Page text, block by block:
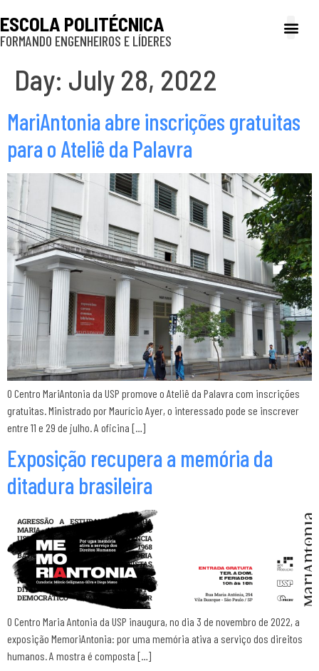
ESCOLA POLITÉCNICA
FORMANDO ENGENHEIROS E LÍDERES
Day: July 28, 2022
MariAntonia abre inscrições gratuitas
para o Ateliê da Palavra
O Centro MariAntonia da USP promove o Ateliê da Palavra com inscrições
gratuitas. Ministrado por Maurício Ayer, o interessado pode se inscrever
entre 11 e 29 de julho. A oficina […]
Exposição recupera a memória da
ditadura brasileira
O Centro Maria Antonia da USP inaugura, no dia 3 de novembro de 2022, a
exposição MemoriAntonia: por uma memória ativa a serviço dos direitos
humanos. A mostra é composta […]